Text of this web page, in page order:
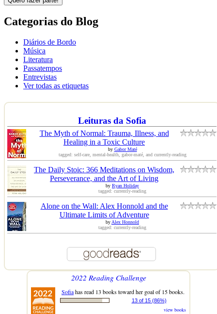
Categorias do Blog
Diários de Bordo
Música
Literatura
Passatempos
Entrevistas
Ver todas as etiquetas
Leituras da Sofia
The Myth of Normal: Trauma, Illness, and
Healing in a Toxic Culture
by Gabor Maté
tagged: self-care, mental-health, gabor-maté, and currently-reading
The Daily Stoic: 366 Meditations on Wisdom,
Perseverance, and the Art of Living
by Ryan Holiday
tagged: currently-reading
Alone on the Wall: Alex Honnold and the
Ultimate Limits of Adventure
byAlex Honnold
tagged: currently-reading
2022 Reading Challenge
Sofiahas read 13 books toward her goal of 15 books.
13 of 15 (86%)
view books